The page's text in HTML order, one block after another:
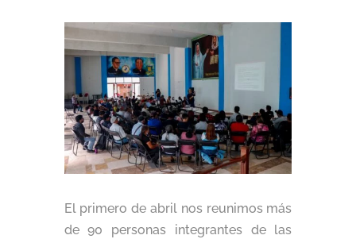
El primero de abril nos reunimos más
de 90 personas integrantes de las